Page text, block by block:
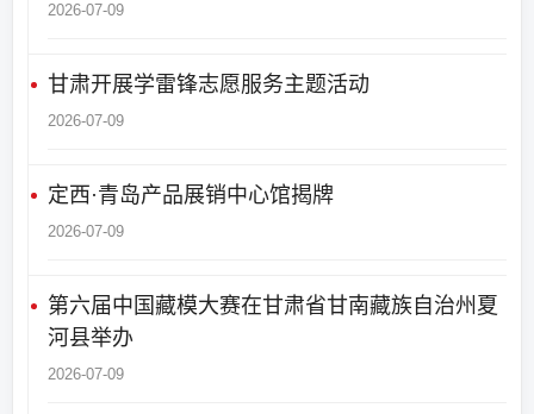
2026-07-09
甘肃开展学雷锋志愿服务主题活动
2026-07-09
定西·青岛产品展销中心馆揭牌
2026-07-09
第六届中国藏模大赛在甘肃省甘南藏族自治州夏
河县举办
2026-07-09